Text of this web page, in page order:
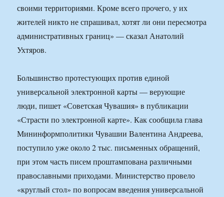
своими территориями. Кроме всего прочего, у их
жителей никто не спрашивал, хотят ли они пересмотра
административных границ» — сказал Анатолий
Ухтяров.
Большинство протестующих против единой
универсальной электронной карты — верующие
люди, пишет «Советская Чувашия» в публикации
«Страсти по электронной карте». Как сообщила глава
Мининформполитики Чувашии Валентина Андреева,
поступило уже около 2 тыс. письменных обращений,
при этом часть писем проштампована различными
православными приходами. Министерство провело
«круглый стол» по вопросам введения универсальной